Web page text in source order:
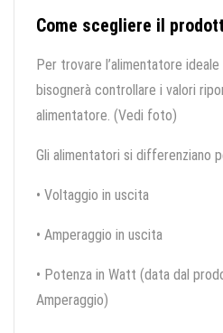
Come scegliere il
Per trovare l’alimentatore
bisognerà controllare i valori
alimentatore. (Vedi foto)
Gli alimentatori si differenziano
• Voltaggio in uscita
• Amperaggio in uscita
• Potenza in Watt (data dal
Amperaggio)